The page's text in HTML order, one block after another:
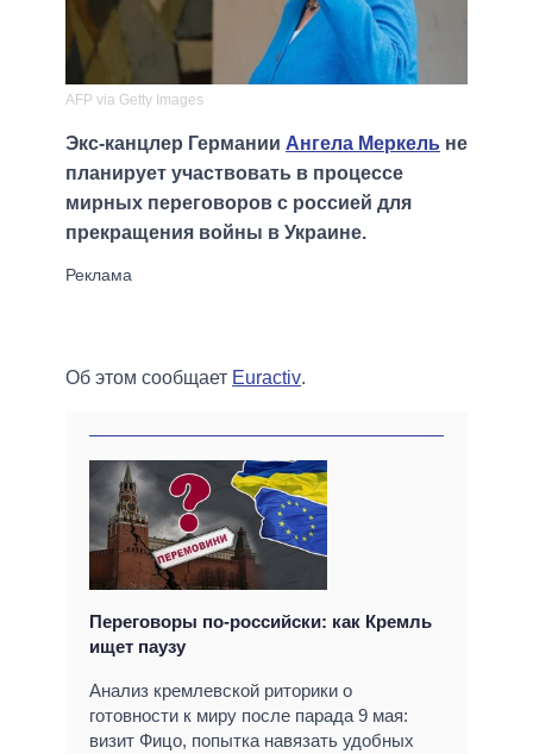
AFP via Getty Images
Экс-канцлер Германии Ангела Меркель не
планирует участвовать в процессе
мирных переговоров с россией для
прекращения войны в Украине.
Об этом сообщает Euractiv.
Переговоры по-российски: как Кремль
ищет паузу
Анализ кремлевской риторики о
готовности к миру после парада 9 мая:
визит Фицо, попытка навязать удобных